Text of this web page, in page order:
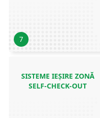
7
SISTEME IEȘIRE ZONĂ
SELF-CHECK-OUT